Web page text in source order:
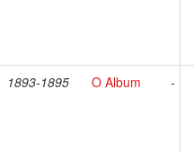
1893-1895 O Album -